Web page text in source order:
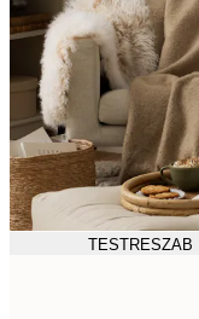
TESTRESZAB